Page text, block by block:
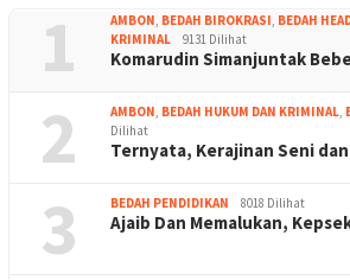
1 AMBON, BEDAH BIROKRASI, BEDAH
KRIMINAL
9131 Dilihat
Komarudin Simanjuntak
2 AMBON, BEDAH HUKUM DAN KRIMINAL,
Dilihat
Ternyata, Kerajinan Seni
3 BEDAH PENDIDIKAN 8018 Dilihat
Ajaib Dan Memalukan,